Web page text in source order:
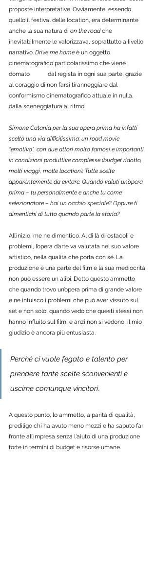
proposte interpretative. Ovviamente, essendo
quello il festival delle location, era determinante
anche la sua natura di on the road che
inevitabilmente le valorizzava, soprattutto a livello
narrativo. Drive me home è un oggetto
cinematografico particolarissimo che viene
domato 	dal regista in ogni sua parte, grazie
al coraggio di non farsi tiranneggiare dal
conformismo cinematografico attuale in nulla,
dalla sceneggiatura al ritmo.
Simone Catania per la sua opera prima ha infatti
scelto una via difficilissima: un road movie
“emotivo”, con due attori molto famosi e importanti,
in condizioni produttive complesse (budget ridotto,
molti viaggi, molte location). Tutte scelte
apparentemente da evitare. Quando valuti un’opera
prima – tu personalmente e anche tu come
selezionatore – hai un occhio speciale? Oppure ti
dimentichi di tutto quando parte la storia?
All’inizio, me ne dimentico. Al di là di ostacoli e
problemi, l’opera d’arte va valutata nel suo valore
artistico, nella qualità che porta con sé. La
produzione è una parte del film e la sua mediocrità
non può essere un alibi. Detto questo ammetto
che quando trovo un’opera prima di grande valore
e ne intuisco i problemi che può aver vissuto sul
set e non solo, quando vedo che questi stessi non
hanno influito sul film, e anzi non si vedono, il mio
giudizio è ancora più entusiasta.
Perché ci vuole fegato e talento per
prendere tante scelte sconvenienti e
uscirne comunque vincitori.
A questo punto, lo ammetto, a parità di qualità,
prediligo chi ha avuto meno mezzi e ha saputo far
fronte all’impresa senza l'aiuto di una produzione
forte in termini di budget e risorse umane.